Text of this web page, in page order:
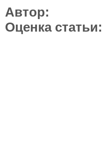
Автор:
Оценка статьи: